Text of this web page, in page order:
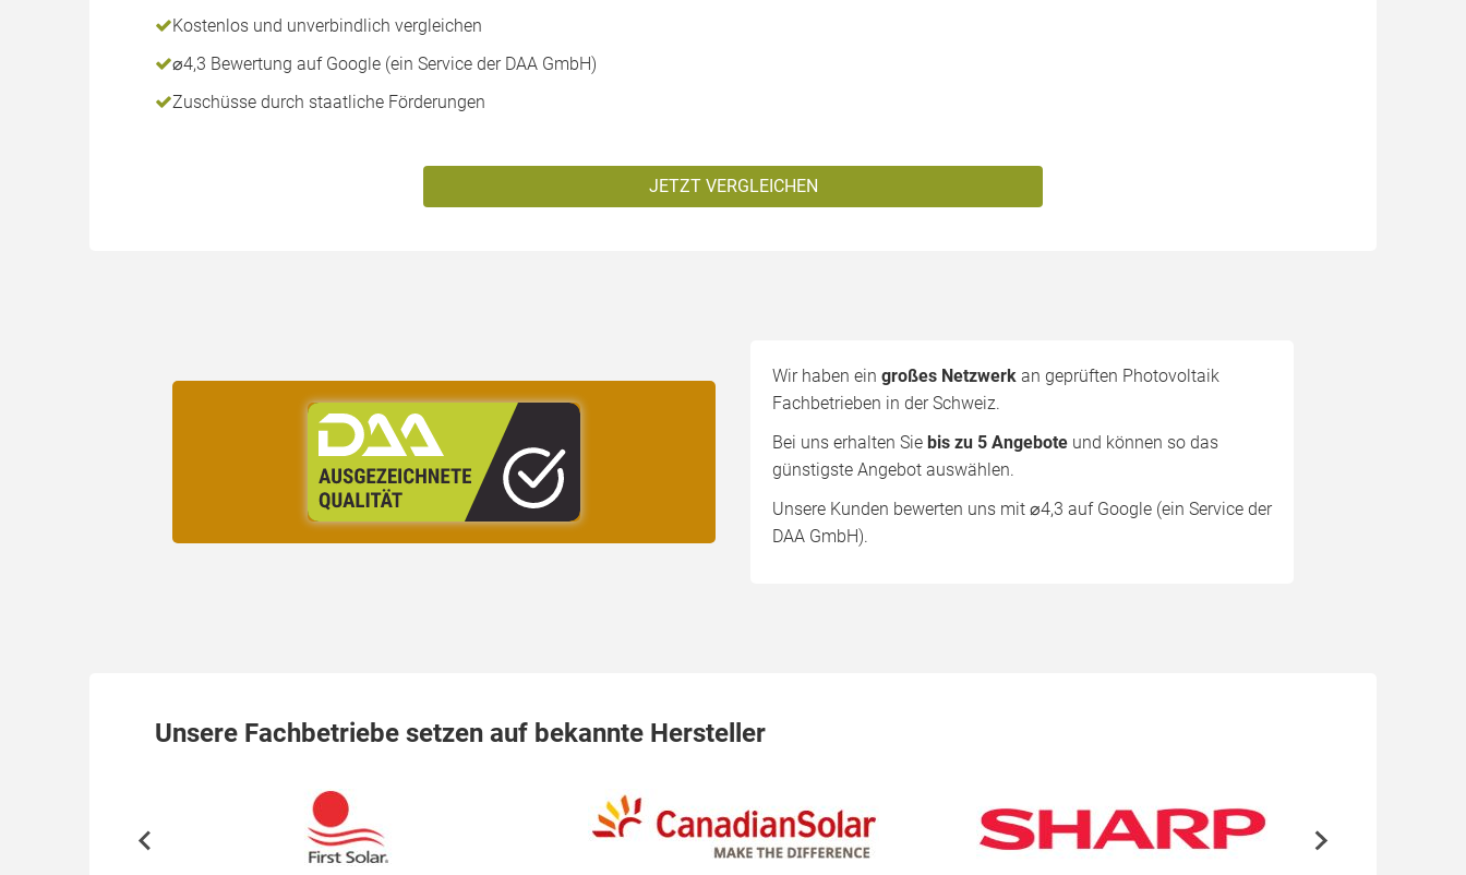
Kostenlos und unverbindlich vergleichen
⌀4,3 Bewertung auf Google (ein Service der DAA GmbH)
Zuschüsse durch staatliche Förderungen
JETZT VERGLEICHEN
Wir haben ein großes Netzwerk an geprüften Photovoltaik
Fachbetrieben in der Schweiz.
Bei uns erhalten Sie bis zu 5 Angebote und können so das
günstigste Angebot auswählen.
Unsere Kunden bewerten uns mit ⌀4,3 auf Google (ein Service der
DAA GmbH).
Unsere Fachbetriebe setzen auf bekannte Hersteller